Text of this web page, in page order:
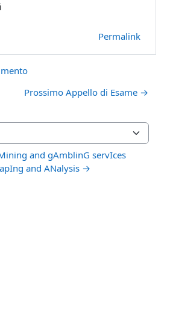
Permalink
Prossimo Appello di Esame →
and gAmblinG servIces
and ANalysis →